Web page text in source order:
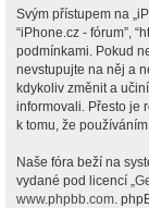
Svým přístupem na
“iPhone.cz - fórum”,
podmínkami. Pokud
nevstupujte na něj a
kdykoliv změnit a
informovali. Přesto je
k tomu, že
Naše fóra beží na
vydané pod licencí „
www.phpbb.com.